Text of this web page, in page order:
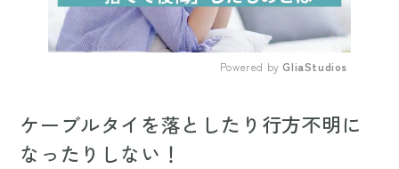
Powered by GliaStudios
ケーブルタイを落としたり行方不明に
なったりしない！